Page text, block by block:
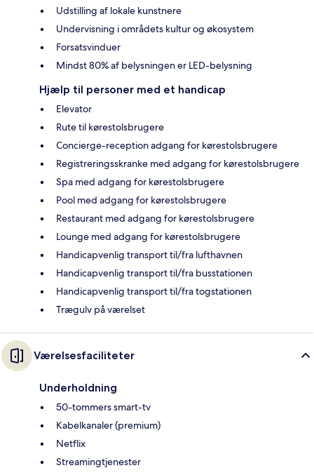
Udstilling af lokale kunstnere
Undervisning i områdets kultur og økosystem
Forsatsvinduer
Mindst 80% af belysningen er LED-belysning
Hjælp til personer med et handicap
Elevator
Rute til kørestolsbrugere
Concierge-reception adgang for kørestolsbrugere
Registreringsskranke med adgang for kørestolsbrugere
Spa med adgang for kørestolsbrugere
Pool med adgang for kørestolsbrugere
Restaurant med adgang for kørestolsbrugere
Lounge med adgang for kørestolsbrugere
Handicapvenlig transport til/fra lufthavnen
Handicapvenlig transport til/fra busstationen
Handicapvenlig transport til/fra togstationen
Trægulv på værelset
Værelsesfaciliteter
Underholdning
50-tommers smart-tv
Kabelkanaler (premium)
Netflix
Streamingtjenester